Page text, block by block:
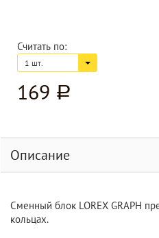
Считать по:
1 шт.
169 a
Описание
Сменный блок LOREX GRAPH
кольцах.